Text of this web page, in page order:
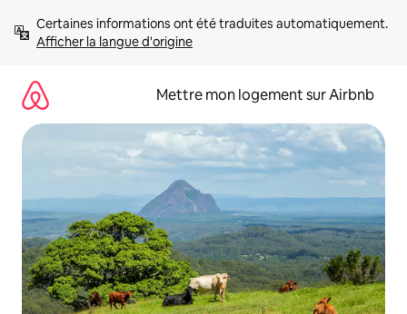
directement
Afficher la langue d'origine
Mettre mon logement sur Airbnb